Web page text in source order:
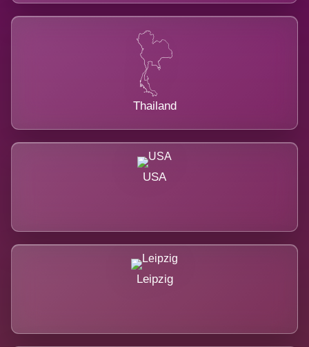
Thailand
USA
Leipzig